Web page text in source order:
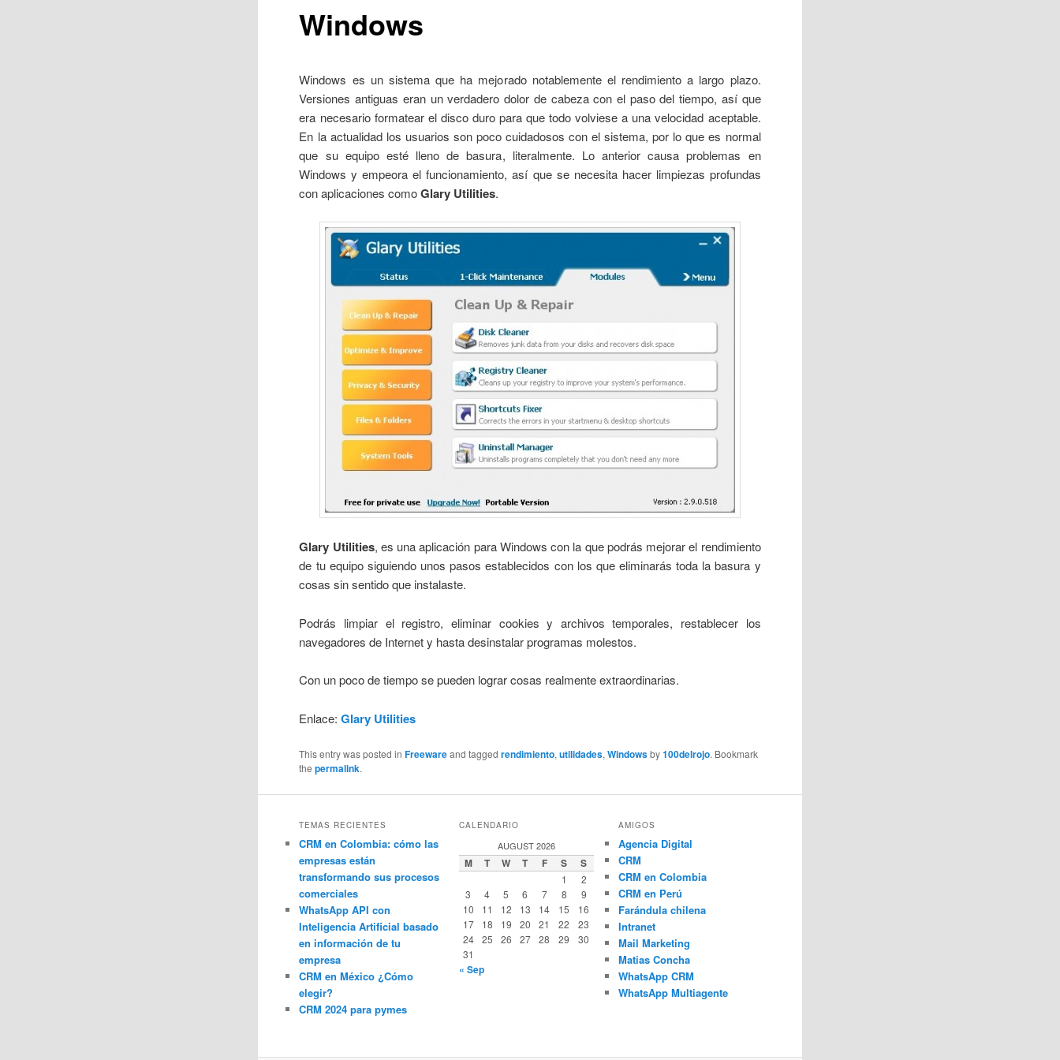
Windows
Windows es un sistema que ha mejorado notablemente el rendimiento a largo plazo.
Versiones antiguas eran un verdadero dolor de cabeza con el paso del tiempo, así que
era necesario formatear el disco duro para que todo volviese a una velocidad aceptable.
En la actualidad los usuarios son poco cuidadosos con el sistema, por lo que es normal
que su equipo esté lleno de basura, literalmente. Lo anterior causa problemas en
Windows y empeora el funcionamiento, así que se necesita hacer limpiezas profundas
con aplicaciones comoGlary Utilities.
Glary Utilities, es una aplicación para Windows con la que podrás mejorar el rendimiento
de tu equipo siguiendo unos pasos establecidos con los que eliminarás toda la basura y
cosas sin sentido que instalaste.
Podrás limpiar el registro, eliminar cookies y archivos temporales, restablecer los
navegadores de Internet y hasta desinstalar programas molestos.
Con un poco de tiempo se pueden lograr cosas realmente extraordinarias.
Enlace:Glary Utilities
This entry was posted inFreewareand taggedrendimiento,utilidades,Windowsby100delrojo. Bookmark
thepermalink.
TEMAS RECIENTES
CRM en Colombia: cómo las
empresas están
transformando sus procesos
comerciales
WhatsApp API con
Inteligencia Artificial basado
en información de tu
empresa
CRM en México ¿Cómo
elegir?
CRM 2024 para pymes
CALENDARIO
AUGUST 2026
M T W T F S S
1
2
3
4 5 6 7 8
9
10
11 12 13 14 15
16
17
18 19 20 21 22
23
24
25 26 27 28 29
30
31
« Sep
AMIGOS
Agencia Digital
CRM
CRM en Colombia
CRM en Perú
Farándula chilena
Intranet
Mail Marketing
Matias Concha
WhatsApp CRM
WhatsApp Multiagente